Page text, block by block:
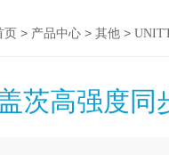
页> 产品中心> 其他>
茨高强度同